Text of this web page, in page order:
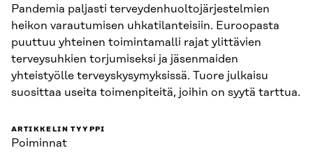
Pandemia paljasti terveydenhuoltojärjestelmien
heikon varautumisen uhkatilanteisiin. Euroopasta
puuttuu yhteinen toimintamalli rajat ylittävien
terveysuhkien torjumiseksi ja jäsenmaiden
yhteistyölle terveyskysymyksissä. Tuore julkaisu
suosittaa useita toimenpiteitä, joihin on syytä tarttua.
ARTIKKELIN TYYPPI
Poiminnat